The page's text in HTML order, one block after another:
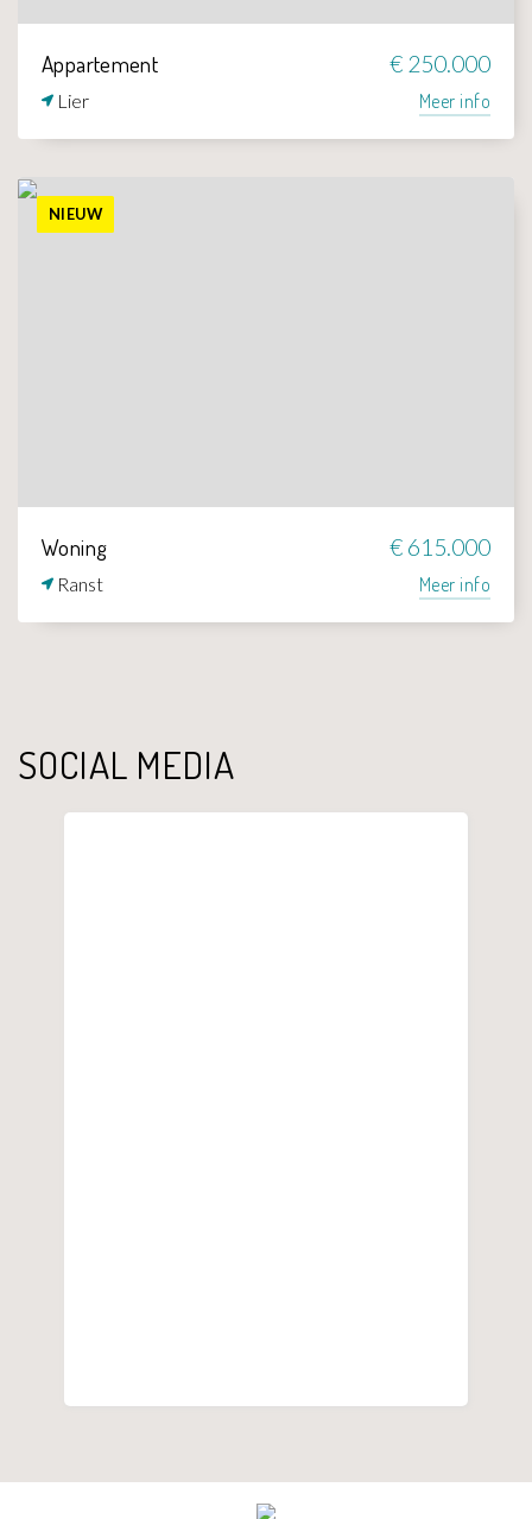
Appartement € 250.000
Lier Meer info
NIEUW
Woning € 615.000
Ranst Meer info
SOCIAL MEDIA